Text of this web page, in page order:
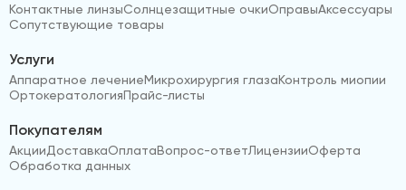
Контактные линзыСолнцезащитные очкиОправыАксессуары
Сопутствующие товары
Услуги
Аппаратное лечениеМикрохирургия глазаКонтроль миопии
ОртокератологияПрайс-листы
Покупателям
АкцииДоставкаОплатаВопрос-ответЛицензииОферта
Обработка данных